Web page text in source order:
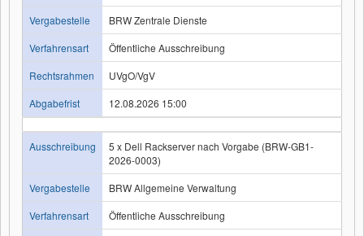
Vergabestelle
BRW Zentrale Dienste
Verfahrensart
Öffentliche Ausschreibung
Rechtsrahmen
UVgO/VgV
Abgabefrist
12.08.2026 15:00
Ausschreibung
5 x Dell Rackserver nach Vorgabe (BRW-GB1-
2026-0003)
Vergabestelle
BRW Allgemeine Verwaltung
Verfahrensart
Öffentliche Ausschreibung